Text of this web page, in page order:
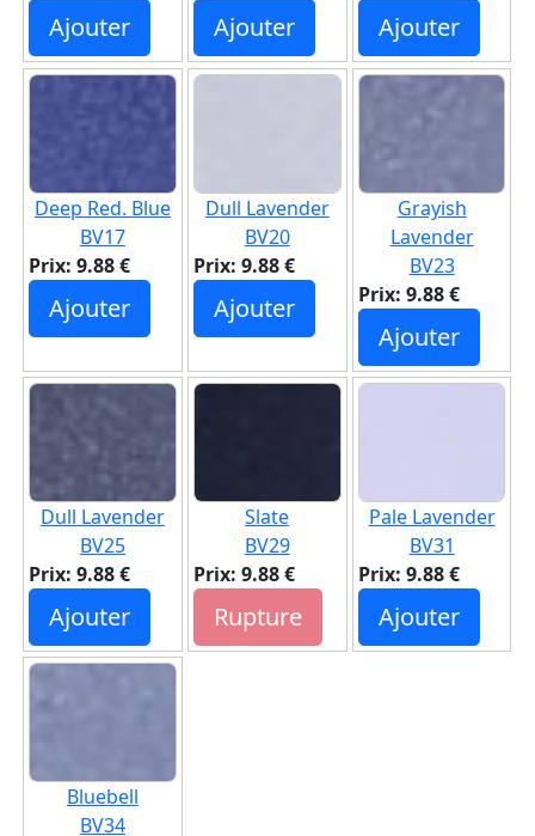
Ajouter Ajouter Ajouter
Deep Red. Blue
BV17
Prix: 9.88 €
Ajouter
Dull Lavender
BV20
Prix: 9.88 €
Ajouter
Grayish
Lavender
BV23
Prix: 9.88 €
Ajouter
Dull Lavender
BV25
Prix: 9.88 €
Ajouter
Slate
BV29
Prix: 9.88 €
Rupture
Pale Lavender
BV31
Prix: 9.88 €
Ajouter
Bluebell
BV34